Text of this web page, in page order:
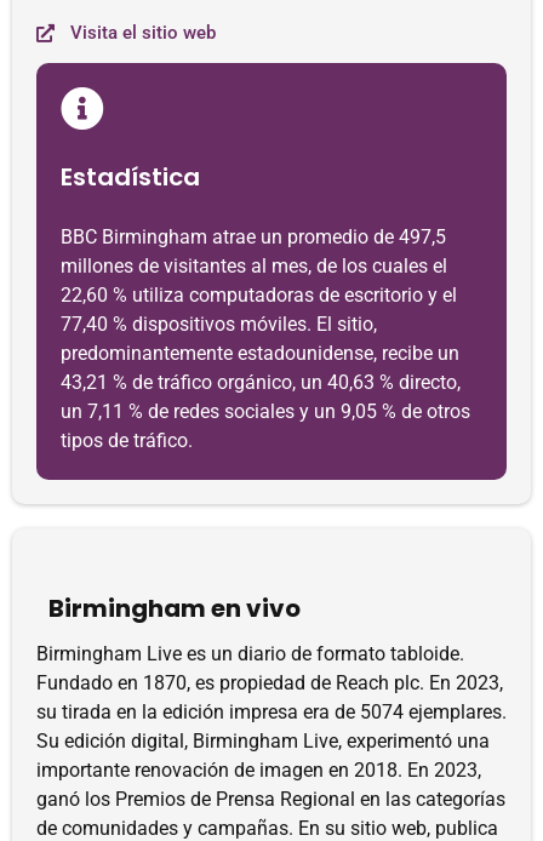
Visita el sitio web
Estadística
BBC Birmingham atrae un promedio de 497,5
millones de visitantes al mes, de los cuales el
22,60 % utiliza computadoras de escritorio y el
77,40 % dispositivos móviles. El sitio,
predominantemente estadounidense, recibe un
43,21 % de tráfico orgánico, un 40,63 % directo,
un 7,11 % de redes sociales y un 9,05 % de otros
tipos de tráfico.
Birmingham en vivo
Birmingham Live es un diario de formato tabloide.
Fundado en 1870, es propiedad de Reach plc. En 2023,
su tirada en la edición impresa era de 5074 ejemplares.
Su edición digital, Birmingham Live, experimentó una
importante renovación de imagen en 2018. En 2023,
ganó los Premios de Prensa Regional en las categorías
de comunidades y campañas. En su sitio web, publica